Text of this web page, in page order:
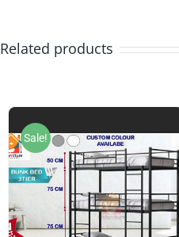
Related products
Sale!